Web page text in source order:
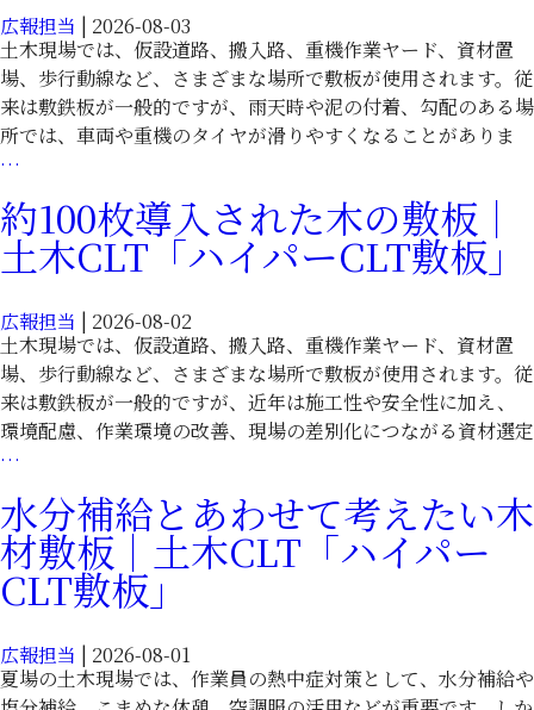
パ
ー
CLT
敷
板」
意
工
夫
に
使
る
木
材
板
｜
土
木
CLT「ハ
ー
CLT
敷
板」
広報担当 | 2026-08-03
土木現場では、仮設道路、搬入路、重機作業ヤード、資材置
場、歩行動線など、さまざまな場所で敷板が使用されます。従
来は敷鉄板が一般的ですが、雨天時や泥の付着、勾配のある場
所では、車両や重機のタイヤが滑りやすくなることがありま
…
の
滑
り
策
に
配
慮
し
木
材
敷
板
土
木
約100枚導入された木の敷板｜
土木CLT「ハイパーCLT敷板」
広報担当 | 2026-08-02
土木現場では、仮設道路、搬入路、重機作業ヤード、資材置
場、歩行動線など、さまざまな場所で敷板が使用されます。従
来は敷鉄板が一般的ですが、近年は施工性や安全性に加え、
環境配慮、作業環境の改善、現場の差別化につながる資材選定
…
枚
導
入
さ
た
木
水分補給とあわせて考えたい木
材敷板｜土木CLT「ハイパー
CLT敷板」
広報担当 | 2026-08-01
夏場の土木現場では、作業員の熱中症対策として、水分補給や